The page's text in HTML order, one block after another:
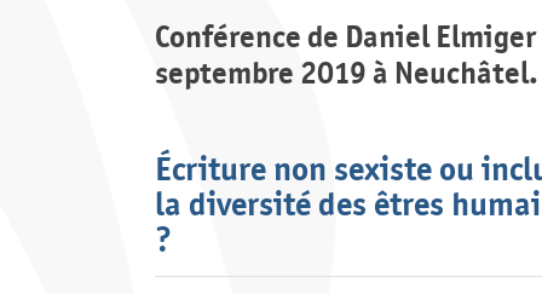
Conférence de Daniel
septembre 2019 à Neuchâtel.
Écriture non sexiste ou
la diversité des êtres
?